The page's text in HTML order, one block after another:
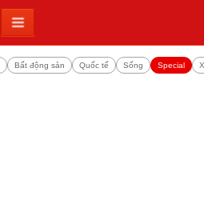
Bất động sản Quốc tế Sống Special